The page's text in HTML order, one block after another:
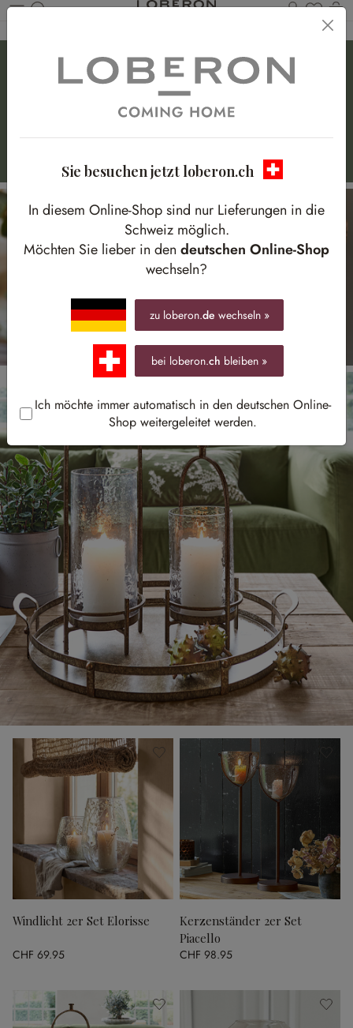
Du
Einzigartige
Lichterwelten
Besondere Windlichter & Kerzenständer für Ihr Zuhause
Windlicht 2er Set Elorisse
CHF 69.95
Kerzenständer 2er Set
Piacello
CHF 98.95
Sie besuchen jetzt loberon.ch
In diesem Online-Shop sind nur Lieferungen in die
Schweiz möglich.
Möchten Sie lieber in den deutschen Online-Shop
wechseln?
zu loberon.de wechseln »
bei loberon.ch bleiben »
Ich möchte immer automatisch in den deutschen Online-
Shop weitergeleitet werden.